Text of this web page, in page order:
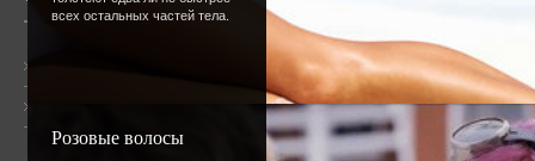
всех остальных частей тела.
Розовые волосы
Онлайн всего:
Гостей:5
Пользователей: